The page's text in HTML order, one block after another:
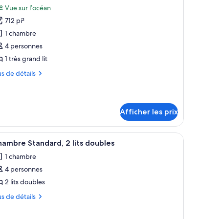
:
Vue sur l’océan
712 pi²
1 chambre
4 personnes
1 très grand lit
de détails
Afficher les prix
et sur le paysage urbain, avec des bâtiments modernes et un ciel dégagé.
Une chambre d’hôtel avec deux lits, un
3 Standard, 2 lits doubles
1 chambre
4 personnes
2 lits doubles
de détails